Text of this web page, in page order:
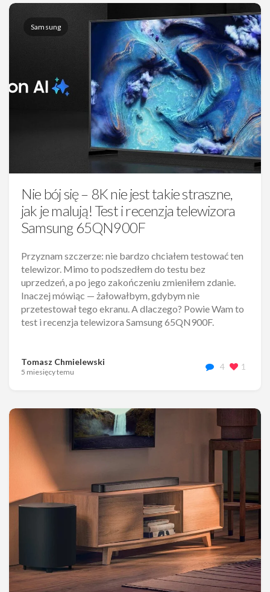
Samsung
Nie bój się – 8K nie jest takie straszne,
jak je malują! Test i recenzja telewizora
Samsung 65QN900F
Przyznam szczerze: nie bardzo chciałem testować ten
telewizor. Mimo to podszedłem do testu bez
uprzedzeń, a po jego zakończeniu zmieniłem zdanie.
Inaczej mówiąc — żałowałbym, gdybym nie
przetestował tego ekranu. A dlaczego? Powie Wam to
test i recenzja telewizora Samsung 65QN900F.
Tomasz Chmielewski
5 miesięcy temu
4 1